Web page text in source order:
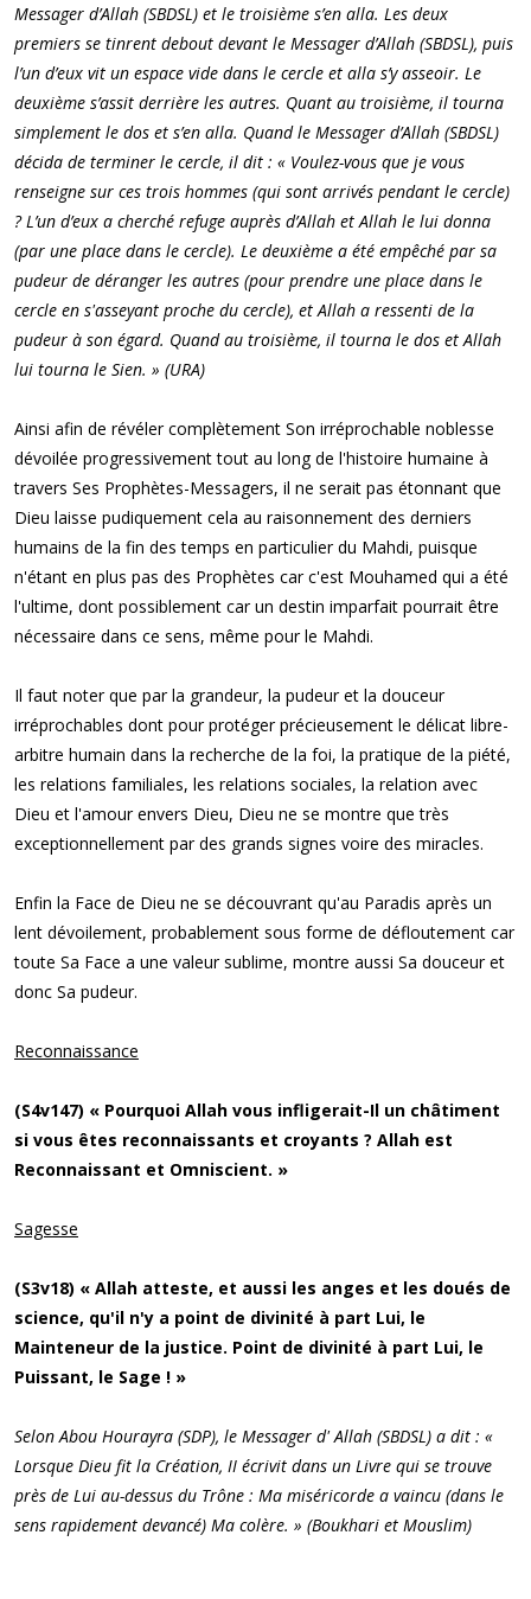
Messager d’Allah (SBDSL) et le troisième s’en alla. Les deux
premiers se tinrent debout devant le Messager d’Allah (SBDSL), puis
l’un d’eux vit un espace vide dans le cercle et alla s’y asseoir. Le
deuxième s’assit derrière les autres. Quant au troisième, il tourna
simplement le dos et s’en alla. Quand le Messager d’Allah (SBDSL)
décida de terminer le cercle, il dit : « Voulez-vous que je vous
renseigne sur ces trois hommes (qui sont arrivés pendant le cercle)
? L’un d’eux a cherché refuge auprès d’Allah et Allah le lui donna
(par une place dans le cercle). Le deuxième a été empêché par sa
pudeur de déranger les autres (pour prendre une place dans le
cercle en s'asseyant proche du cercle), et Allah a ressenti de la
pudeur à son égard. Quand au troisième, il tourna le dos et Allah
lui tourna le Sien. » (URA)
Ainsi afin de révéler complètement Son irréprochable noblesse
dévoilée progressivement tout au long de l'histoire humaine à
travers Ses Prophètes-Messagers, il ne serait pas étonnant que
Dieu laisse pudiquement cela au raisonnement des derniers
humains de la fin des temps en particulier du Mahdi, puisque
n'étant en plus pas des Prophètes car c'est Mouhamed qui a été
l'ultime, dont possiblement car un destin imparfait pourrait être
nécessaire dans ce sens, même pour le Mahdi.
Il faut noter que par la grandeur, la pudeur et la douceur
irréprochables dont pour protéger précieusement le délicat libre-
arbitre humain dans la recherche de la foi, la pratique de la piété,
les relations familiales, les relations sociales, la relation avec
Dieu et l'amour envers Dieu, Dieu ne se montre que très
exceptionnellement par des grands signes voire des miracles.
Enfin la Face de Dieu ne se découvrant qu'au Paradis après un
lent dévoilement, probablement sous forme de défloutement car
toute Sa Face a une valeur sublime, montre aussi Sa douceur et
donc Sa pudeur.
Reconnaissance
(S4v147) « Pourquoi Allah vous infligerait-Il un châtiment
si vous êtes reconnaissants et croyants ? Allah est
Reconnaissant et Omniscient. »
Sagesse
(S3v18) « Allah atteste, et aussi les anges et les doués de
science, qu'il n'y a point de divinité à part Lui, le
Mainteneur de la justice. Point de divinité à part Lui, le
Puissant, le Sage ! »
Selon Abou Hourayra (SDP), le Messager d' Allah (SBDSL) a dit : «
Lorsque Dieu fit la Création, II écrivit dans un Livre qui se trouve
près de Lui au-dessus du Trône : Ma miséricorde a vaincu (dans le
sens rapidement devancé) Ma colère. » (Boukhari et Mouslim)